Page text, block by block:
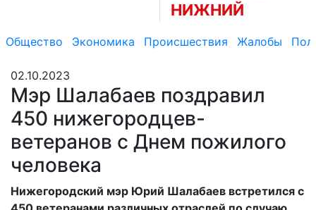
НИЖНИЙ
Общество Экономика Происшествия Жалобы
02.10.2023
Мэр Шалабаев поздравил
450 нижегородцев-
ветеранов с Днем пожилого
человека
Нижегородский мэр Юрий Шалабаев встретился с